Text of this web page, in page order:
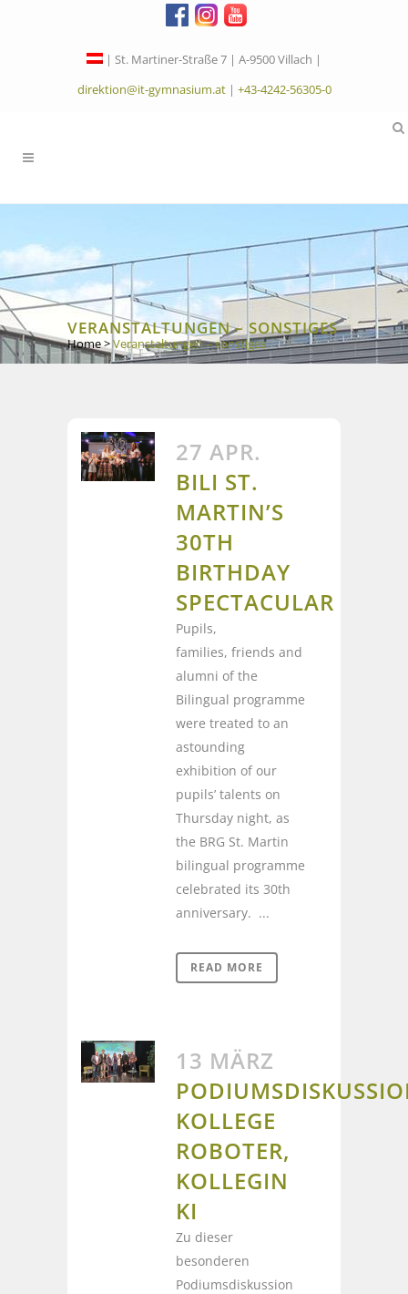
| St. Martiner-Straße 7 | A-9500 Villach |
direktion@it-gymnasium.at| +43-4242-56305-0
VERANSTALTUNGEN – SONSTIGES
Home>Veranstaltungen – sonstiges
27 APR.
BILI ST.
MARTIN’S
30TH
BIRTHDAY
SPECTACULAR
Pupils,
families, friends and
alumni of the
Bilingual programme
were treated to an
astounding
exhibition of our
pupils’ talents on
Thursday night, as
the BRG St. Martin
bilingual programme
celebrated its 30th
anniversary. ...
READ MORE
13 MÄRZ
KOLLEGE
ROBOTER,
KOLLEGIN
KI
Zu dieser
besonderen
Podiumsdiskussion